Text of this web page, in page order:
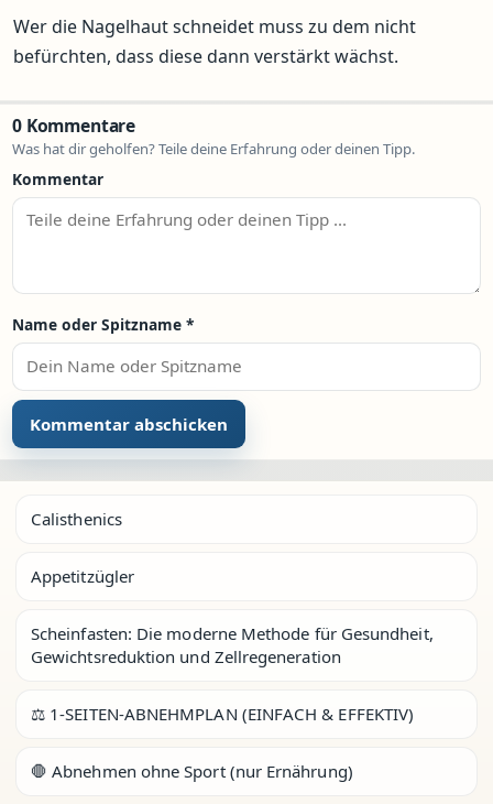
Wer die Nagelhaut schneidet muss zu dem nicht
befürchten, dass diese dann verstärkt wächst.
0 Kommentare
Was hat dir geholfen? Teile deine Erfahrung oder deinen Tipp.
Kommentar
Name oder Spitzname *
Calisthenics
Appetitzügler
Scheinfasten: Die moderne Methode für Gesundheit,
Gewichtsreduktion und Zellregeneration
⚖️ 1-SEITEN-ABNEHMPLAN (EINFACH & EFFEKTIV)
🛑 Abnehmen ohne Sport (nur Ernährung)